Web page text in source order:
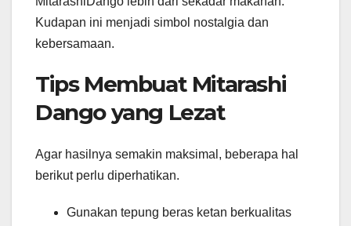
Kudapan ini menjadi simbol nostalgia dan
kebersamaan.
Tips Membuat Mitarashi
Dango yang Lezat
Agar hasilnya semakin maksimal, beberapa hal
berikut perlu diperhatikan.
Gunakan tepung beras ketan berkualitas